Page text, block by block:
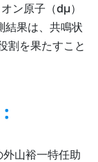
ン原子（dµ）
結果は、共鳴状
割を果たすこと
山裕一特任助